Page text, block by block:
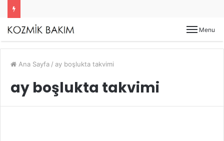
Menu
Ana Sayfa / ay boşlukta takvimi
ay boşlukta takvimi